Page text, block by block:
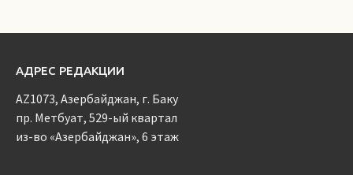
АДРЕС РЕДАКЦИИ
AZ1073, Азербайджан, г. Баку
пр. Метбуат, 529-ый квартал
из-во «Азербайджан», 6 этаж